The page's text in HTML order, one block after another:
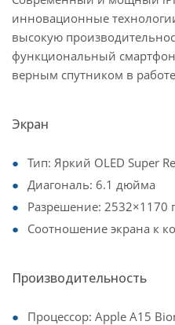
инновационные
высокую
функциональный
верным спутником в
Экран
Тип: Яркий OLED Super
Диагональ: 6.1 дюйма
Разрешение: 2532×1170
Соотношение экрана к
Производительность
Процессор: Apple A15